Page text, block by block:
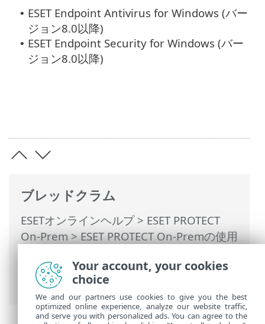
ブレッドクラム
ESETオンラインヘルプ> ESET PROTECT
On-Prem>ESET PROTECT On-Premの使用
検出> 除外の作成> 除外に対応したESET
セキュリティアプリケーション
• ESET Endpoint Antivirus for Windows (バー
ジョン8.0以降)
• ESET Endpoint Security for Windows (バー
ジョン8.0以降)
Your account, your cookies
choice
We and our partners use cookies to give you the best
optimized online experience, analyze our website traffic,
and serve you with personalized ads. You can agree to the